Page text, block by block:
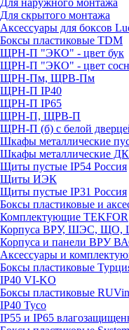
Для наружного монтажа
Для скрытого монтажа
Аксессуары для боксов
Боксы пластиковые TDM
ЩРН-П "ЭКО" - цвет бук
ЩРН-П "ЭКО" - цвет
ЩРН-Пм, ЩРВ-Пм
ЩРН-П IP40
ЩРН-П IP65
ЩРН-П, ЩРВ-П
ЩРН-П (б) с белой
Шкафы металлические
Шкафы металлические
Щиты пустые IP54 Россия
Щиты ИЭК
Щиты пустые IP31 Россия
Боксы пластиковые и
Комплектующие TEKFOR
Корпуса ВРУ, ШЭС,
Корпуса и панели ВРУ
Аксессуары и
Боксы пластиковые
IP40 VI-KO
Боксы пластиковые
IP40 Тусо
IP55 и IP65